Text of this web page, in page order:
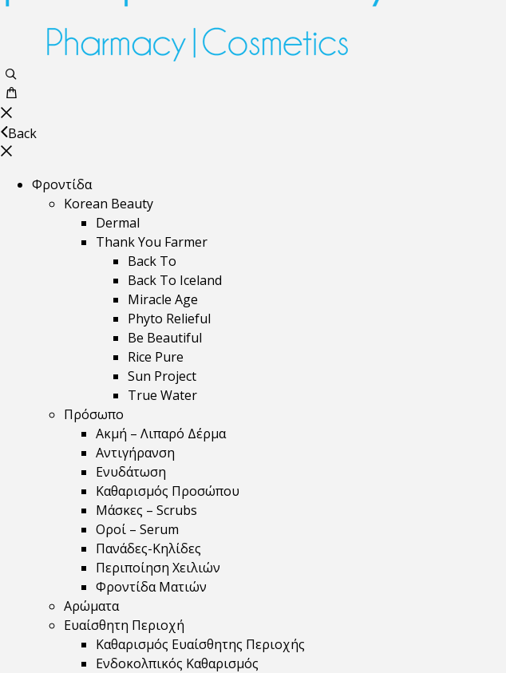
Back
Φροντίδα
Korean Beauty
Dermal
Thank You Farmer
Back To
Back To Iceland
Miracle Age
Phyto Relieful
Be Beautiful
Rice Pure
Sun Project
True Water
Πρόσωπο
Ακμή – Λιπαρό Δέρμα
Αντιγήρανση
Ενυδάτωση
Καθαρισμός Προσώπου
Μάσκες – Scrubs
Οροί – Serum
Πανάδες-Κηλίδες
Περιποίηση Χειλιών
Φροντίδα Ματιών
Αρώματα
Ευαίσθητη Περιοχή
Καθαρισμός Ευαίσθητης Περιοχής
Ενδοκολπικός Καθαρισμός